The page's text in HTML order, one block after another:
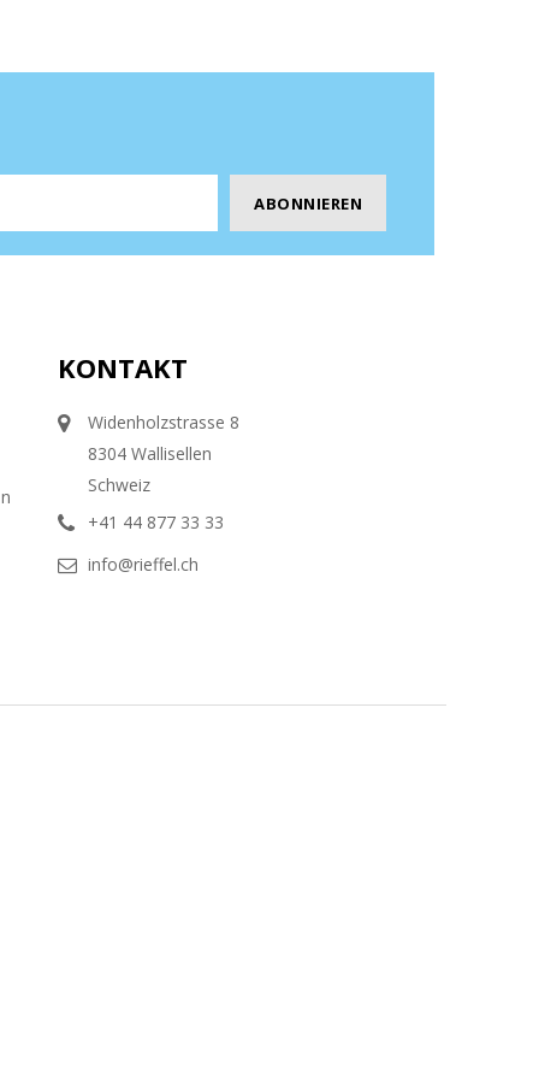
KONTAKT
Widenholzstrasse 8
8304 Wallisellen
Schweiz
+41 44 877 33 33
info@rieffel.ch